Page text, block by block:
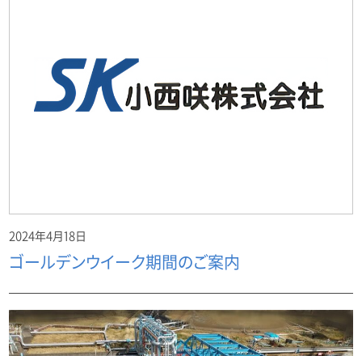
2024年4月18日
ゴールデンウイーク期間のご案内